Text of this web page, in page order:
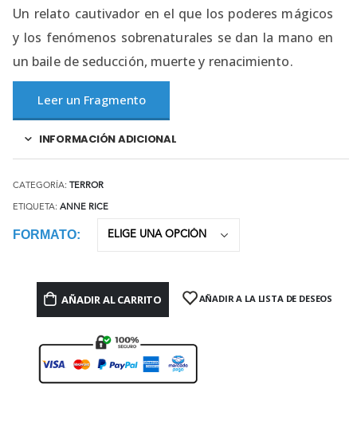
Un relato cautivador en el que los poderes mágicos
y los fenómenos sobrenaturales se dan la mano en
un baile de seducción, muerte y renacimiento.
Leer un Fragmento
INFORMACIÓN ADICIONAL
CATEGORÍA: TERROR
ETIQUETA: ANNE RICE
FORMATO
AÑADIR AL CARRITO AÑADIR A LA LISTA DE DESEOS